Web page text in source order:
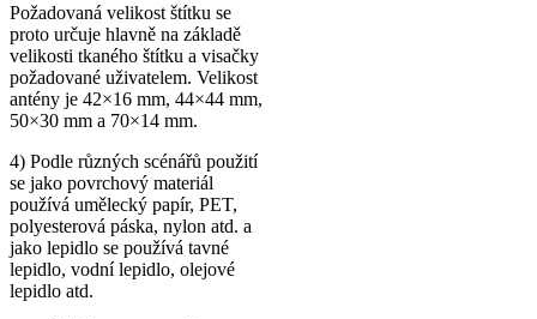
Požadovaná velikost štítku se
proto určuje hlavně na základě
velikosti tkaného štítku a visačky
požadované uživatelem. Velikost
antény je 42×16 mm, 44×44 mm,
50×30 mm a 70×14 mm.
4) Podle různých scénářů použití
se jako povrchový materiál
používá umělecký papír, PET,
polyesterová páska, nylon atd. a
jako lepidlo se používá tavné
lepidlo, vodní lepidlo, olejové
lepidlo atd.